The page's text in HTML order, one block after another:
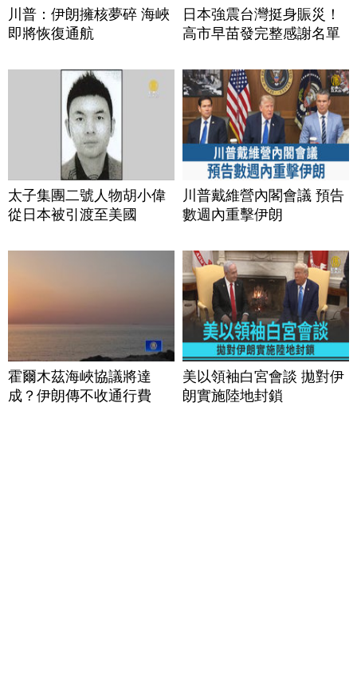
川普：伊朗擁核夢碎 海峽
即將恢復通航
日本強震台灣挺身賑災！
高市早苗發完整感謝名單
太子集團二號人物胡小偉
從日本被引渡至美國
川普戴維營內閣會議 預告
數週內重擊伊朗
霍爾木茲海峽協議將達
成？伊朗傳不收通行費
美以領袖白宮會談 拋對伊
朗實施陸地封鎖